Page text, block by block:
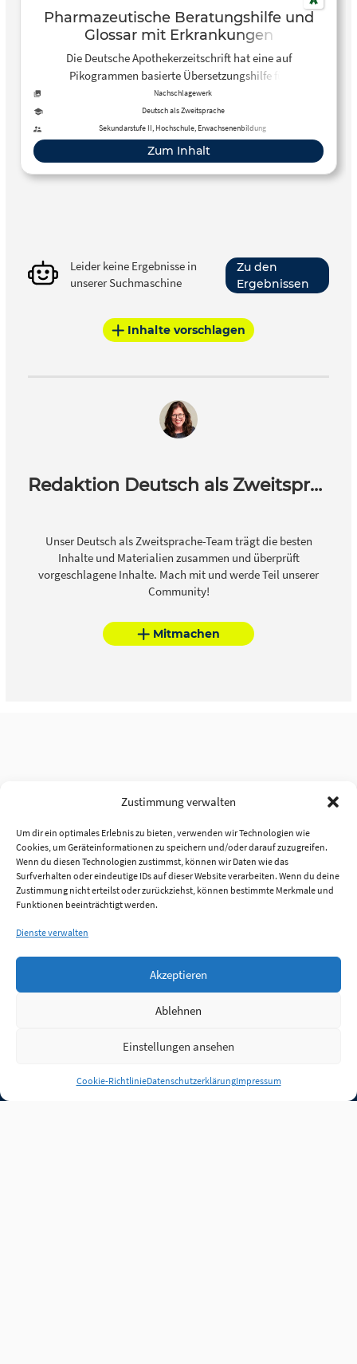
Zustimmung verwalten
Um dir ein optimales Erlebnis zu bieten, verwenden wir Technologien wie
Cookies, um Geräteinformationen zu speichern und/oder darauf zuzugreifen.
Wenn du diesen Technologien zustimmst, können wir Daten wie das
Surfverhalten oder eindeutige IDs auf dieser Website verarbeiten. Wenn du deine
Zustimmung nicht erteilst oder zurückziehst, können bestimmte Merkmale und
Funktionen beeinträchtigt werden.
Dienste verwalten
Akzeptieren
Ablehnen
Einstellungen ansehen
Cookie-RichtlinieDatenschutzerklärungImpressum
Pharmazeutische Beratungshilfe und
Glossar mit Erkrankungen
Die Deutsche Apothekerzeitschrift hat eine auf
Pikogrammen basierte Übersetzungshilfe für
Abgabehinweise und ein Glossar mit wichtigen
Krankheiten zusammengestellt. Ukrainisch und andere
Sprachen.
Nachschlagewerk
Deutsch als Zweitsprache
Sekundarstufe II, Hochschule, Erwachsenenbildung
Zum Inhalt
Leider keine Ergebnisse in
unserer Suchmaschine
Zu den
Ergebnissen
Inhalte vorschlagen
Redaktion Deutsch als Zweitsprache
Unser Deutsch als Zweitsprache-Team trägt die besten
Inhalte und Materialien zusammen und überprüft
vorgeschlagene Inhalte. Mach mit und werde Teil unserer
Community!
Mitmachen
Anmelden
Jobs Partner FAQ Quellen